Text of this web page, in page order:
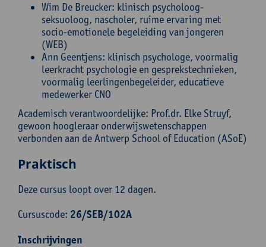
Wim De Breucker: klinisch psycholoog-
seksuoloog, nascholer, ruime ervaring met
socio-emotionele begeleiding van jongeren
(WEB)
Ann Geentjens: klinisch psychologe, voormalig
leerkracht psychologie en gesprekstechnieken,
voormalig leerlingenbegeleider, educatieve
medewerker CNO
Academisch verantwoordelijke: Prof.dr. Elke Struyf,
gewoon hoogleraar onderwijswetenschappen
verbonden aan de Antwerp School of Education (ASoE)
Praktisch
Deze cursus loopt over 12 dagen.
Cursuscode: 26/SEB/102A
Inschrijvingen